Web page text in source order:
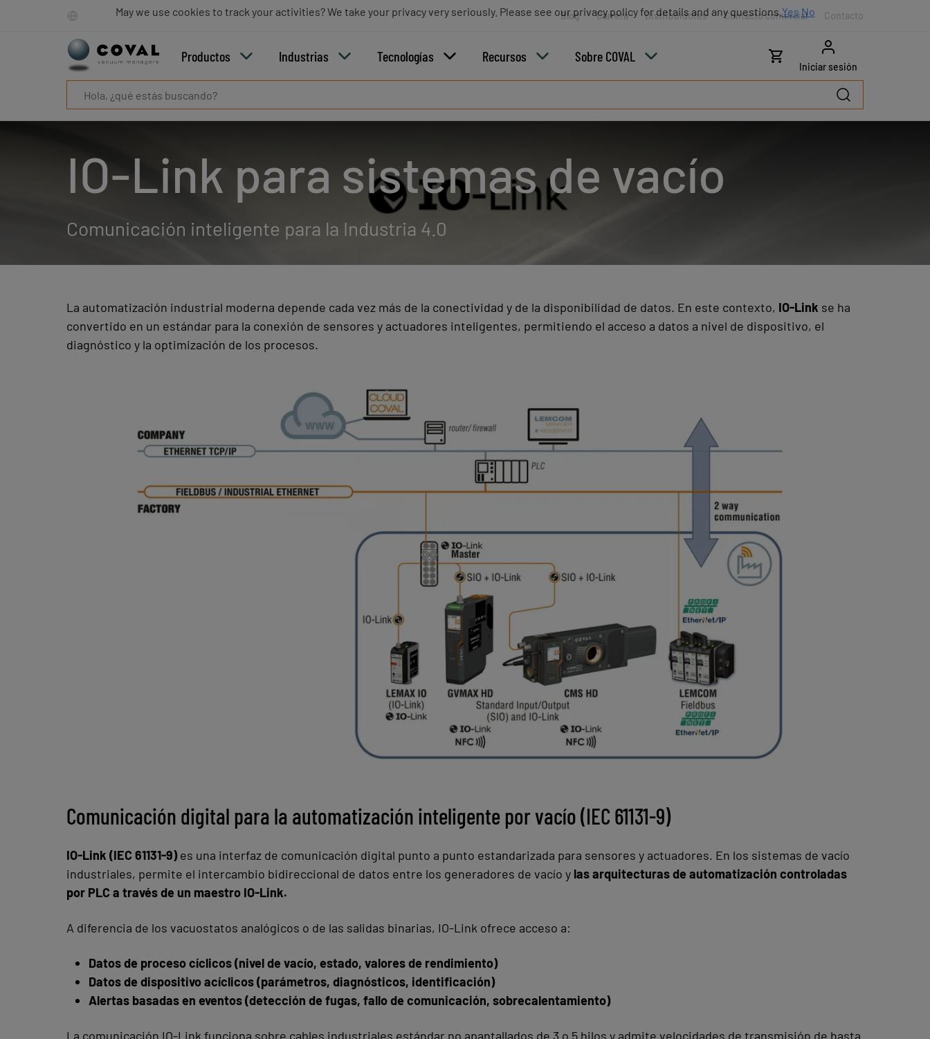
Blog Carrera Distribuidores Contacto comercial Contacto
Productos Industrias Tecnologías Recursos Sobre COVAL
Iniciar sesión
IO-Link para sistemas de vacío
Comunicación inteligente para la Industria 4.0
La automatización industrial moderna depende cada vez más de la conectividad y de la disponibilidad de datos. En este contexto, IO-Link se ha
convertido en un estándar para la conexión de sensores y actuadores inteligentes, permitiendo el acceso a datos a nivel de dispositivo, el
diagnóstico y la optimización de los procesos.
Comunicación digital para la automatización inteligente por vacío (IEC 61131-9)
IO-Link (IEC 61131-9)es una interfaz de comunicación digital punto a punto estandarizada para sensores y actuadores. En los sistemas de vacío
industriales, permite el intercambio bidireccional de datos entre los generadores de vacío y las arquitecturas de automatización controladas
por PLC a través de un maestro IO-Link.
A diferencia de los vacuostatos analógicos o de las salidas binarias, IO-Link ofrece acceso a:
Datos de proceso cíclicos (nivel de vacío, estado, valores de rendimiento)
Datos de dispositivo acíclicos (parámetros, diagnósticos, identificación)
Alertas basadas en eventos (detección de fugas, fallo de comunicación, sobrecalentamiento)
La comunicación IO-Link funciona sobre cables industriales estándar no apantallados de 3 o 5 hilos y admite velocidades de transmisión de hasta
Industrias
Tecnologías
Blog
May we use cookies to track your activities? We take your privacy very seriously. Please see our privacy policy for details and any questions.YesNo